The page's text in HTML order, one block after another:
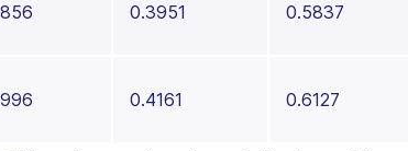
0.3951 0.5837
0.4161 0.6127